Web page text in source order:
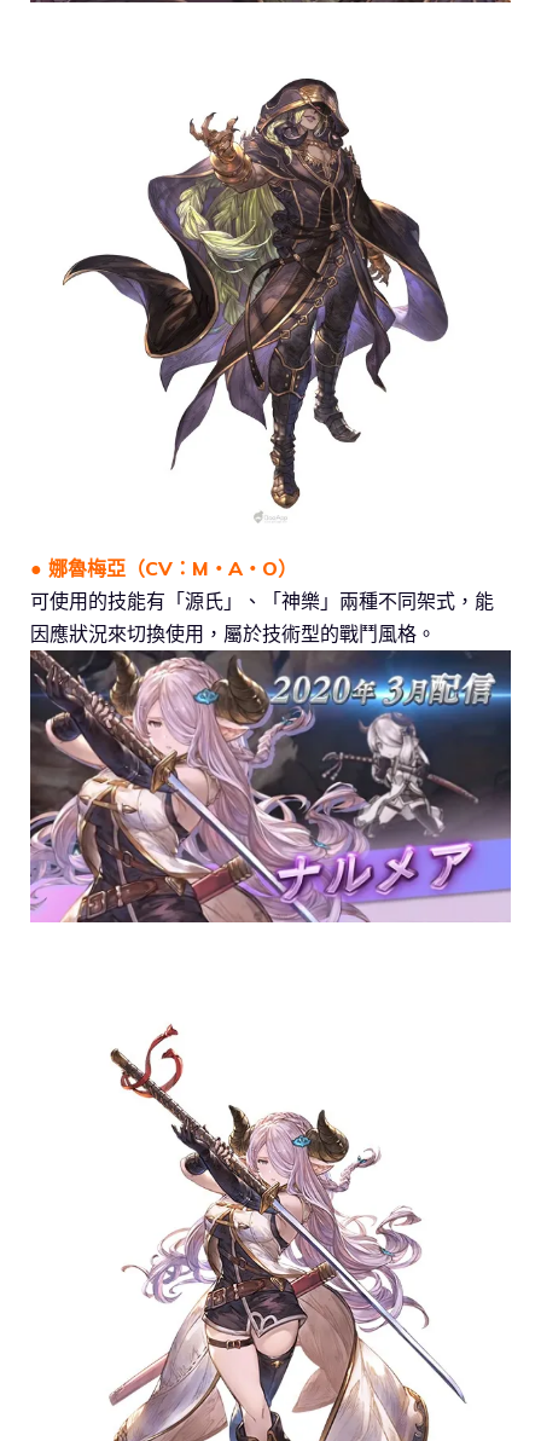
● 娜魯梅亞（CV：M・A・O）
可使用的技能有「源氏」、「神樂」兩種不同架式，能
因應狀況來切換使用，屬於技術型的戰鬥風格。